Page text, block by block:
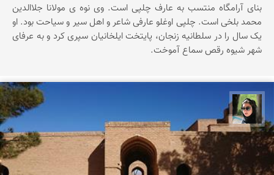
بنای آرامگاه منتسب به عارف چلپی است. وی نوه ی مولانا جلاالدین
محمد بلخی است. چلپی اوغلو عارفی شاعر و اهل سیر و سیاحت بود. او
یک سال را در سلطانیه زنجان، پایتخت ایلخانیان سپری کرد و به عرفای
شهر شیوه رقص سماع آموخت.
سپیده اصلان